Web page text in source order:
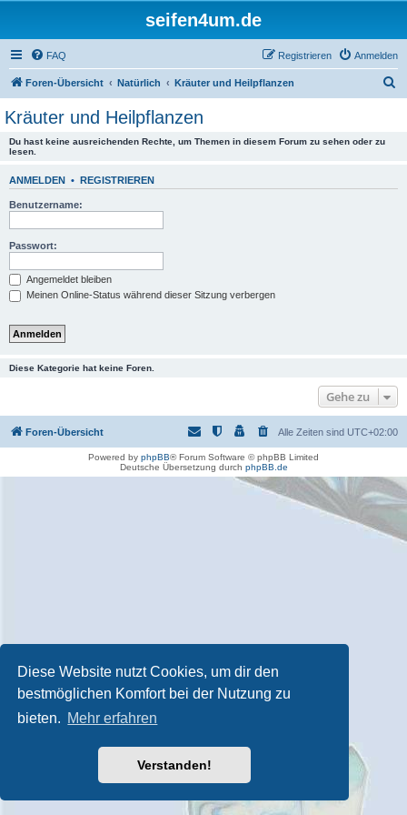
Diese Website nutzt Cookies, um dir den
bestmöglichen Komfort bei der Nutzung zu
bieten. Mehr erfahren
Verstanden!
seifen4um.de
FAQ Anmelden
Registrieren
Foren-Übersicht Natürlich Kräuter und Heilpflanzen
Kräuter und Heilpflanzen
Du hast keine ausreichenden Rechte, um Themen in diesem Forum zu sehen oder zu
lesen.
ANMELDEN • REGISTRIEREN
Benutzername:
Passwort:
Angemeldet bleiben
Meinen Online-Status während dieser Sitzung verbergen
Diese Kategorie hat keine Foren.
Gehe zu
Foren-Übersicht Alle Zeiten sind UTC+02:00
Powered by phpBB® Forum Software © phpBB Limited
Deutsche Übersetzung durch phpBB.de